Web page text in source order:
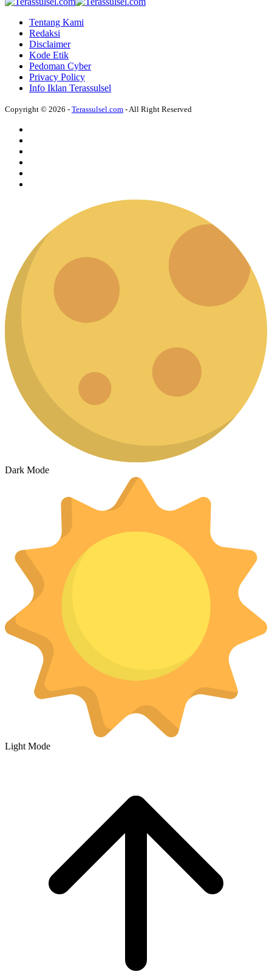
Tentang Kami
Redaksi
Disclaimer
Kode Etik
Pedoman Cyber
Privacy Policy
Info Iklan Terassulsel
Copyright © 2026 - Terassulsel.com - All Right Reserved
Dark Mode
Light Mode